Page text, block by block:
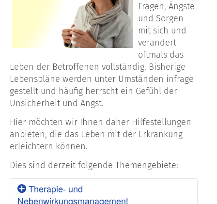
Fragen, Ängste
und Sorgen
mit sich und
verändert
oftmals das
Leben der Betroffenen vollständig. Bisherige
Lebenspläne werden unter Umständen infrage
gestellt und häufig herrscht ein Gefühl der
Unsicherheit und Angst.
Hier möchten wir Ihnen daher Hilfestellungen
anbieten, die das Leben mit der Erkrankung
erleichtern können.
Dies sind derzeit folgende Themengebiete:
Therapie- und
Nebenwirkungsmanagement